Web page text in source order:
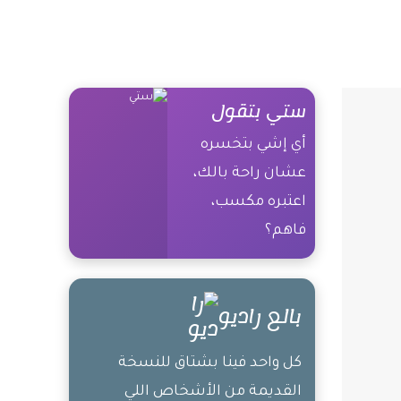
ستي بتقول
أي إشي بتخسره
عشان راحة بالك،
اعتبره مكسب،
فاهم؟
بالع راديو
كل واحد فينا بشتاق للنسخة
القديمة من الأشخاص اللي